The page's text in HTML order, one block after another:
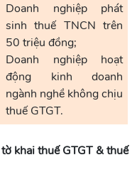
Doanh nghiệp phát
sinh thuế TNCN trên
50 triệu đồng;
Doanh nghiệp hoạt
động kinh doanh
ngành nghề không chịu
thuế GTGT.
khai thuế GTGT & thuế